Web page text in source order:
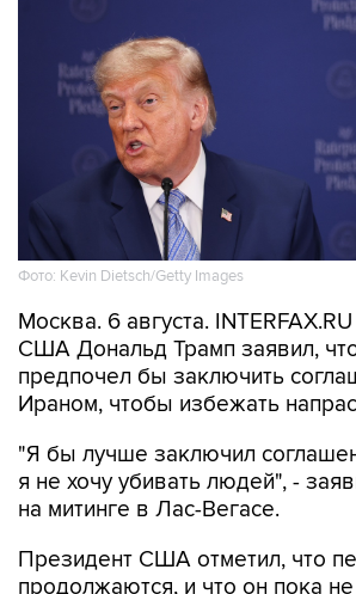
Фото: Kevin Dietsch/Getty Images
Москва. 6 августа.
США Дональд Трамп заявил,
предпочел бы заключить
Ираном, чтобы избежать
"Я бы лучше заключил
я не хочу убивать людей", -
на митинге в Лас-Вегасе.
Президент США отметил, что
продолжаются, и что он пока не